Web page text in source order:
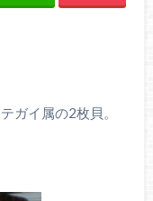
ガイ属の2枚貝。